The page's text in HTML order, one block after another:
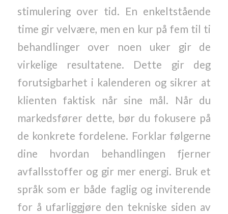
stimulering over tid. En enkeltstående
time gir velvære, men en kur på fem til ti
behandlinger over noen uker gir de
virkelige resultatene. Dette gir deg
forutsigbarhet i kalenderen og sikrer at
klienten faktisk når sine mål. Når du
markedsfører dette, bør du fokusere på
de konkrete fordelene. Forklar følgerne
dine hvordan behandlingen fjerner
avfallsstoffer og gir mer energi. Bruk et
språk som er både faglig og inviterende
for å ufarliggjøre den tekniske siden av